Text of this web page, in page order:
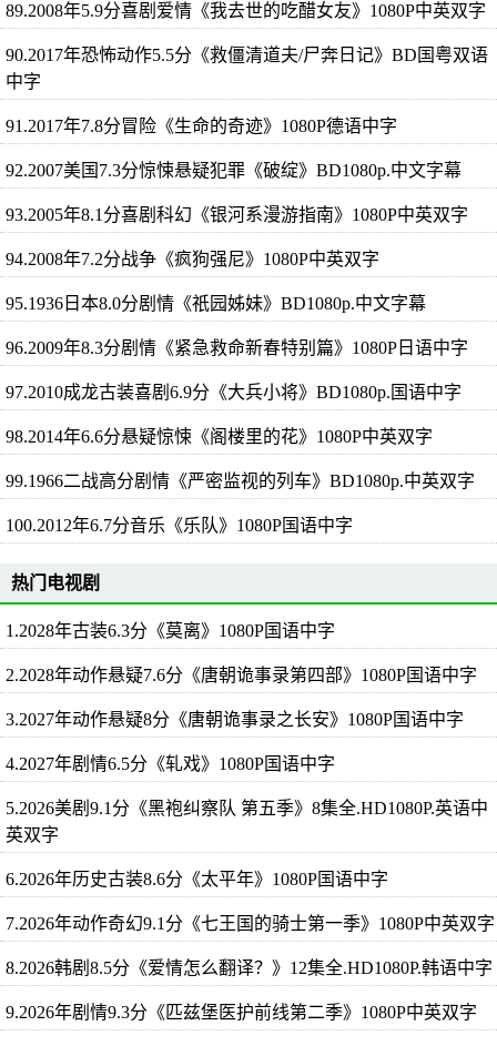
89.2008年5.9分喜剧爱情《我去世的吃醋女友》1080P中英双字
90.2017年恐怖动作5.5分《救僵清道夫/尸奔日记》BD国粤双语
中字
91.2017年7.8分冒险《生命的奇迹》1080P德语中字
92.2007美国7.3分惊悚悬疑犯罪《破绽》BD1080p.中文字幕
93.2005年8.1分喜剧科幻《银河系漫游指南》1080P中英双字
94.2008年7.2分战争《疯狗强尼》1080P中英双字
95.1936日本8.0分剧情《祇园姊妹》BD1080p.中文字幕
96.2009年8.3分剧情《紧急救命新春特别篇》1080P日语中字
97.2010成龙古装喜剧6.9分《大兵小将》BD1080p.国语中字
98.2014年6.6分悬疑惊悚《阁楼里的花》1080P中英双字
99.1966二战高分剧情《严密监视的列车》BD1080p.中英双字
100.2012年6.7分音乐《乐队》1080P国语中字
热门电视剧
1.2028年古装6.3分《莫离》1080P国语中字
2.2028年动作悬疑7.6分《唐朝诡事录第四部》1080P国语中字
3.2027年动作悬疑8分《唐朝诡事录之长安》1080P国语中字
4.2027年剧情6.5分《轧戏》1080P国语中字
5.2026美剧9.1分《黑袍纠察队 第五季》8集全.HD1080P.英语中
英双字
6.2026年历史古装8.6分《太平年》1080P国语中字
7.2026年动作奇幻9.1分《七王国的骑士第一季》1080P中英双字
8.2026韩剧8.5分《爱情怎么翻译？》12集全.HD1080P.韩语中字
9.2026年剧情9.3分《匹兹堡医护前线第二季》1080P中英双字